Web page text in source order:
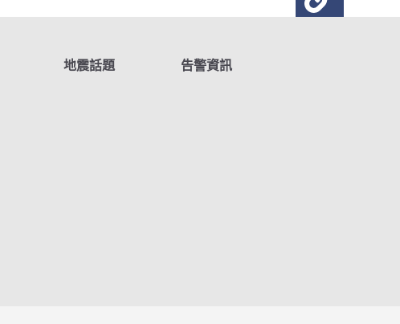
地震話題 告警資訊